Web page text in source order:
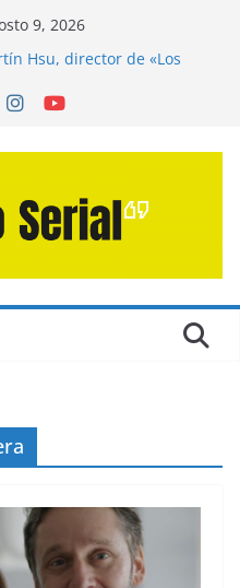
9, 2026
Hsu, director de «Los
Presión» de Anthony
de Hanna Bergholm (2026)
de Christopher Nolan